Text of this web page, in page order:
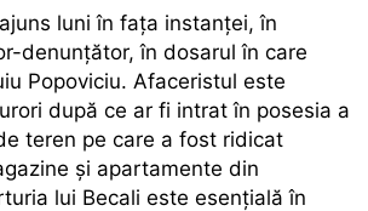
luni în faţa instanţei, în
denunţător, în dosarul în care
Popoviciu. Afaceristul este
după ce ar fi intrat în posesia a
teren pe care a fost ridicat
şi apartamente din
lui Becali este esenţială în